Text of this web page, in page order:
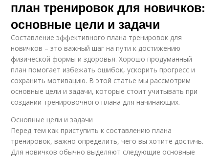
план тренировок для новичков:
основные цели и задачи
Составление эффективного плана тренировок для
новичков – это важный шаг на пути к достижению
физической формы и здоровья. Хорошо продуманный
план помогает избежать ошибок, ускорить прогресс и
сохранить мотивацию. В этой статье мы рассмотрим
основные цели и задачи, которые стоит учитывать при
создании тренировочного плана для начинающих.
Основные цели и задачи
Перед тем как приступить к составлению плана
тренировок, важно определить, чего вы хотите достичь.
Для новичков обычно выделяют следующие основные